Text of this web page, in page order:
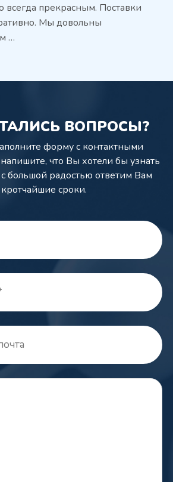
прекрасным. Поставки
Мы довольны
…
ВОПРОСЫ?
форму с контактными
что Вы хотели бы узнать
большой радостью ответим Вам
сроки.